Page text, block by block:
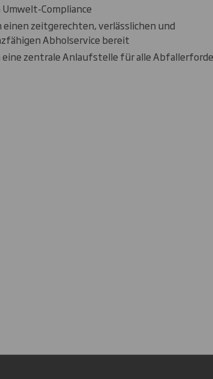
Compliance
einen zeitgerechten, verlässlichen und
Abholservice bereit
eine zentrale Anlaufstelle für alle